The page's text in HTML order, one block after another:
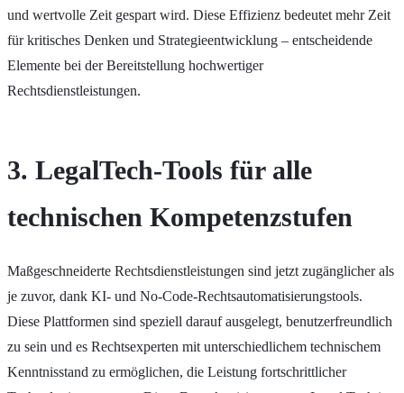
und wertvolle Zeit gespart wird. Diese Effizienz bedeutet mehr Zeit
für kritisches Denken und Strategieentwicklung – entscheidende
Elemente bei der Bereitstellung hochwertiger
Rechtsdienstleistungen.
3. LegalTech-Tools für alle
technischen Kompetenzstufen
Maßgeschneiderte Rechtsdienstleistungen sind jetzt zugänglicher als
je zuvor, dank KI- und No-Code-Rechtsautomatisierungstools.
Diese Plattformen sind speziell darauf ausgelegt, benutzerfreundlich
zu sein und es Rechtsexperten mit unterschiedlichem technischem
Kenntnisstand zu ermöglichen, die Leistung fortschrittlicher